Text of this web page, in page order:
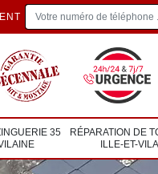
35
RÉPARATION DE
ILLE-ET-